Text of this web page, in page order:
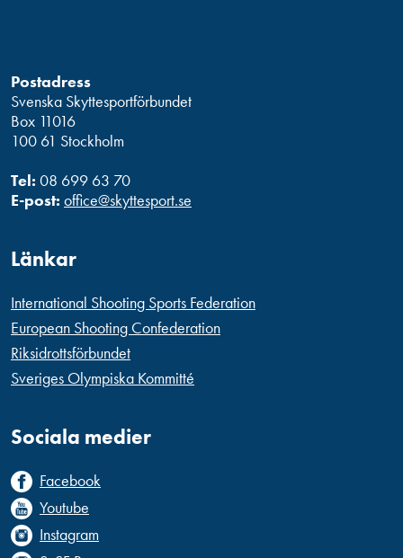
Postadress
Svenska Skyttesportförbundet
Box 11016
100 61 Stockholm
Tel: 08 699 63 70
E-post: office@skyttesport.se
Länkar
International Shooting Sports Federation
European Shooting Confederation
Riksidrottsförbundet
Sveriges Olympiska Kommitté
Sociala medier
Facebook
Youtube
Instagram